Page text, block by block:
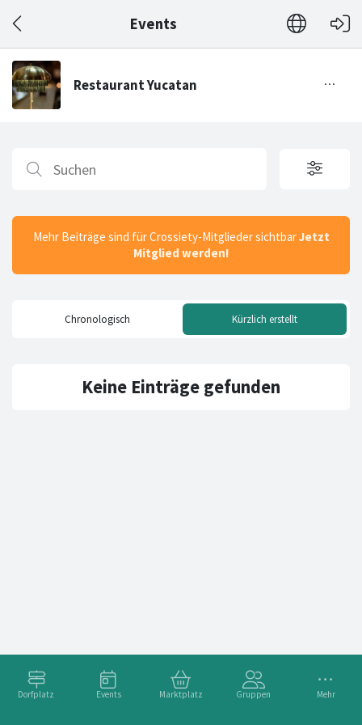
Events
Dorfplatz Events Marktplatz Gruppen Mehr
Mehr Beiträge sind für Crossiety-Mitglieder sichtbarJetzt
Mitglied werden!
Chronologisch Kürzlich erstellt
Keine Einträge gefunden